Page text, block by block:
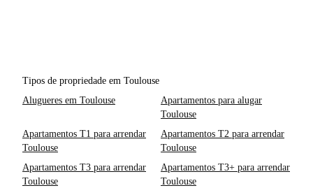
Tipos de propriedade em Toulouse
Alugueres em Toulouse
Apartamentos para alugar
Toulouse
Apartamentos T1 para arrendar
Toulouse
Apartamentos T2 para arrendar
Toulouse
Apartamentos T3 para arrendar
Toulouse
Apartamentos T3+ para arrendar
Toulouse